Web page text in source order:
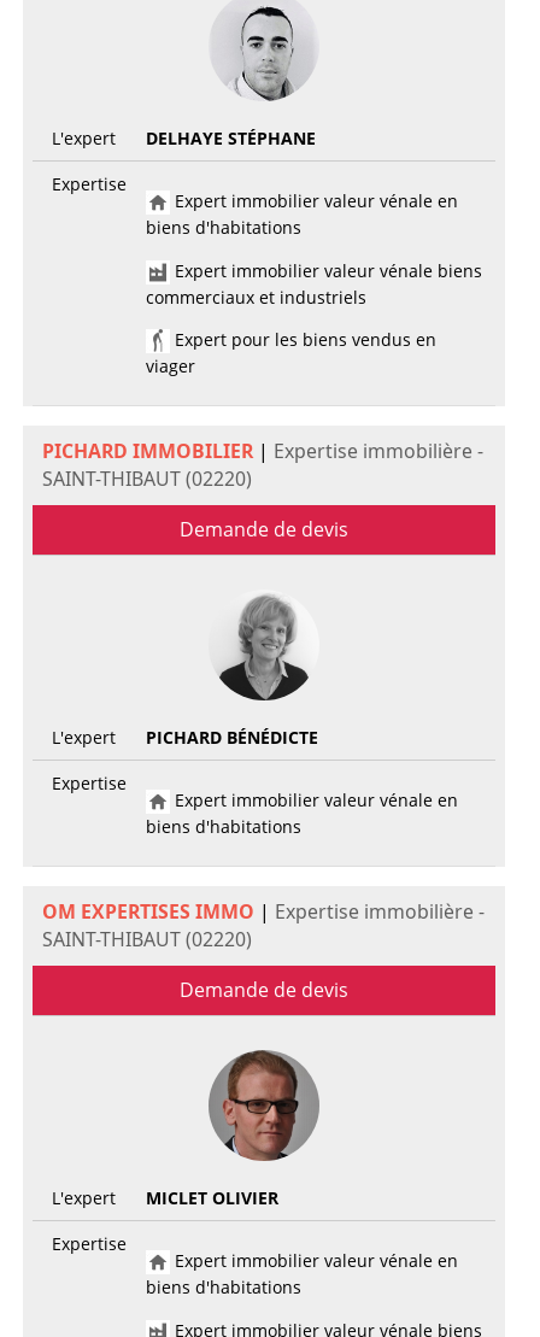
L'expert
DELHAYE STÉPHANE
Expertise
Expert immobilier valeur vénale en
biens d'habitations
Expert immobilier valeur vénale biens
commerciaux et industriels
Expert pour les biens vendus en
viager
PICHARD IMMOBILIER| Expertise immobilière -
SAINT-THIBAUT (02220)
Demande de devis
L'expert
PICHARD BÉNÉDICTE
Expertise
Expert immobilier valeur vénale en
biens d'habitations
OM EXPERTISES IMMO | Expertise immobilière -
SAINT-THIBAUT (02220)
Demande de devis
L'expert
MICLET OLIVIER
Expertise
Expert immobilier valeur vénale en
biens d'habitations
Expert immobilier valeur vénale biens